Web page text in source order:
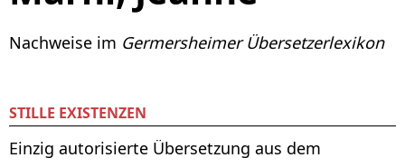
Nachweise im Germersheimer Übersetzerlexikon
STILLE EXISTENZEN
Einzig autorisierte Übersetzung aus dem